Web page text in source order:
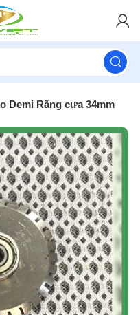
Demi Răng cưa 34mm